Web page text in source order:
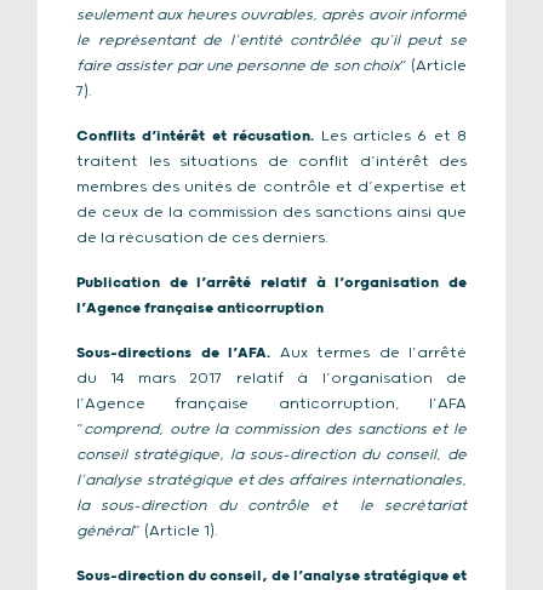
seulement aux heures ouvrables, après avoir informé
le représentant de l’entité contrôlée qu’il peut se
faire assister par une personne de son choix” (Article
7).
Conflits d’intérêt et récusation. Les articles 6 et 8
traitent les situations de conflit d’intérêt des
membres des unités de contrôle et d’expertise et
de ceux de la commission des sanctions ainsi que
de la récusation de ces derniers.
Publication de l’arrêté relatif à l’organisation de
l’Agence française anticorruption
Sous-directions de l’AFA. Aux termes de l’arrêté
du 14 mars 2017 relatif à l’organisation de
l’Agence française anticorruption, l’AFA
“comprend, outre la commission des sanctions et le
conseil stratégique, la sous-direction du conseil, de
l’analyse stratégique et des affaires internationales,
la sous-direction du contrôle et le secrétariat
général” (Article 1).
Sous-direction du conseil, de l’analyse stratégique et